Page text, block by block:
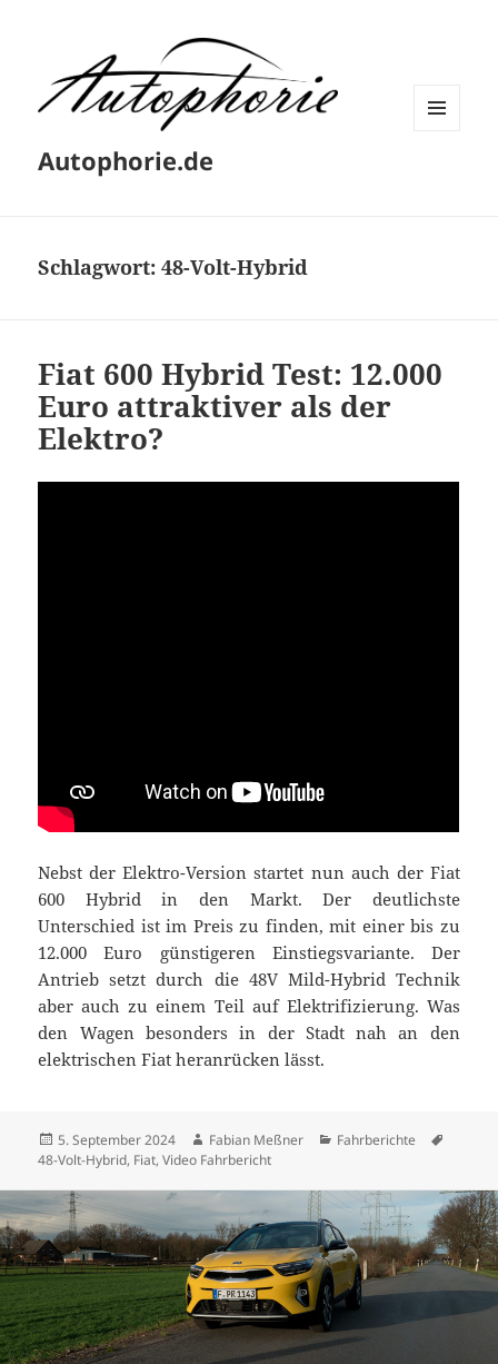
Autophorie.de
Schlagwort:48-Volt-Hybrid
Fiat 600 Hybrid Test: 12.000
Euro attraktiver als der
Elektro?
Nebst der Elektro-Version startet nun auch der Fiat
600 Hybrid in den Markt. Der deutlichste
Unterschied ist im Preis zu finden, mit einer bis zu
12.000 Euro günstigeren Einstiegsvariante. Der
Antrieb setzt durch die 48V Mild-Hybrid Technik
aber auch zu einem Teil auf Elektrifizierung. Was
den Wagen besonders in der Stadt nah an den
elektrischen Fiat heranrücken lässt.
Veröffentlicht
am
5. September 2024 Autor
Fabian Meßner Kategorien
Fahrberichte
48-Volt-Hybrid, Fiat,Video Fahrbericht